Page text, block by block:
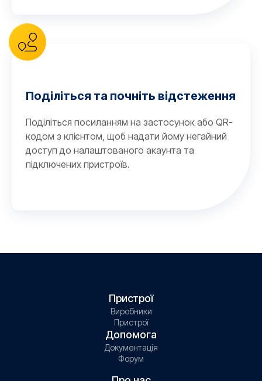
Поділіться та почніть відстеження
Поділіться посиланням на застосунок або QR-
кодом з клієнтом, щоб надати йому негайний
доступ до налаштованого акаунта та
підключених пристроїв.
Пристрої
Виробники
Пристрої
Допомога
Документація
Форум